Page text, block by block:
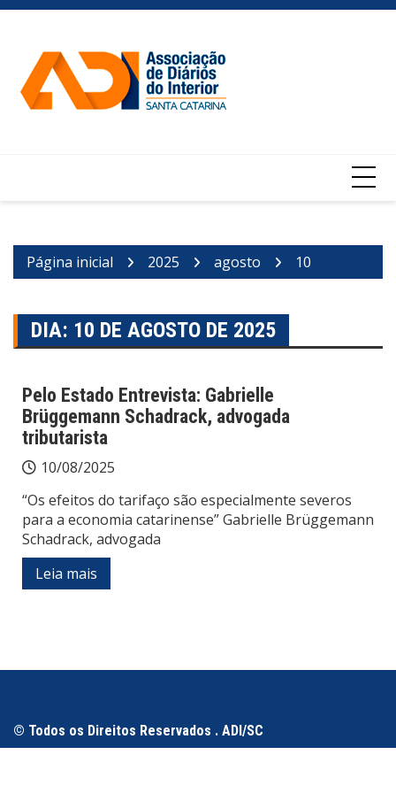
Ir
conteúdo
Página inicial 2025 agosto 10
DIA: 10 DE AGOSTO DE 2025
Pelo Estado Entrevista: Gabrielle
Brüggemann Schadrack, advogada
tributarista
10/08/2025
“Os efeitos do tarifaço são especialmente severos
para a economia catarinense” Gabrielle Brüggemann
Schadrack, advogada
Leia mais
© Todos os Direitos Reservados . ADI/SC